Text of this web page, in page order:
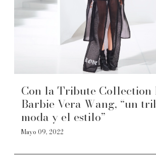
Con la Tribute Collection
Barbie Vera Wang, “un
moda y el estilo”
Mayo 09, 2022